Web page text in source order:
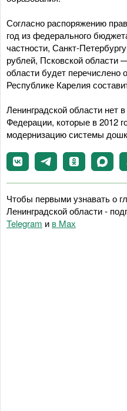
Согласно распоряжению
год из федерального
частности, Санкт-
рублей, Псковской области
области будет перечислено
Республике Карелия
Ленинградской области нет
Федерации, которые в 2012
модернизацию системы
Чтобы первыми узнавать о
Ленинградской области -
Telegram и в Maх